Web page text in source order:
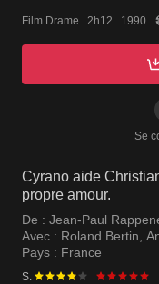
Film Drame   2h12   1990
Se
Cyrano aide
propre amour.
De : Jean-Paul
Avec : Roland Bertin,
Philippe Morier-Genoud
Pays : France
S.